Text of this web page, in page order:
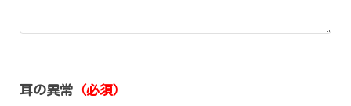
耳の異常 （必須）